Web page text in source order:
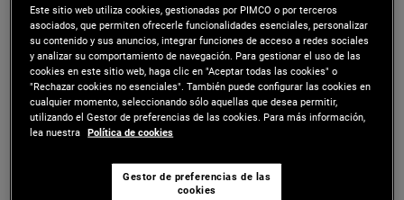
fixed income strategist in the Newport Beach
office, focusing on core strategies. Previously, he
focused on multi-sector fixed income strategies,
and earlier at PIMCO, he was a member of the
contribution clients and platforms. Prior to that, he
Este sitio web utiliza cookies, gestionadas por PIMCO o por terceros
asociados, que permiten ofrecerle funcionalidades esenciales, personalizar
su contenido y sus anuncios, integrar funciones de acceso a redes sociales
y analizar su comportamiento de navegación. Para gestionar el uso de las
cookies en este sitio web, haga clic en "Aceptar todas las cookies" o
"Rechazar cookies no esenciales". También puede configurar las cookies en
cualquier momento, seleccionando sólo aquellas que desea permitir,
utilizando el Gestor de preferencias de las cookies. Para más información,
lea nuestra Política de cookies
Gestor de preferencias de las
cookies